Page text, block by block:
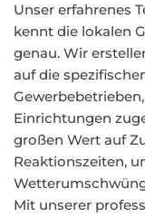
Unser erfahrenes
kennt die lokalen
genau. Wir
auf die
Einrichtungen
großen Wert auf
Reaktionszeiten,
Mit unserer